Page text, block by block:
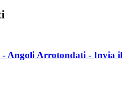
- Angoli Arrotondati - Invia il